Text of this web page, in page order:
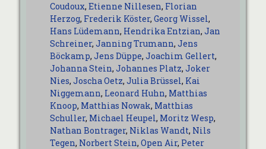
Coudoux, Etienne Nillesen, Florian
Herzog, Frederik Köster, Georg Wissel,
Hans Lüdemann, Hendrika Entzian, Jan
Schreiner, Janning Trumann, Jens
Böckamp, Jens Düppe, Joachim Gellert,
Johanna Stein, Johannes Platz, Joker
Nies, Joscha Oetz, Julia Brüssel, Kai
Niggemann, Leonard Huhn, Matthias
Knoop, Matthias Nowak, Matthias
Schuller, Michael Heupel, Moritz Wesp,
Nathan Bontrager, Niklas Wandt, Nils
Tegen, Norbert Stein, Open Air, Peter